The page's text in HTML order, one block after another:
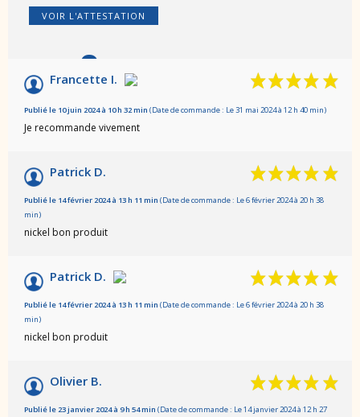
VOIR L'ATTESTATION
9/10
Basé sur 14 avis
Francette I.
Publié le 10 juin 2024 à 10 h 32 min (Date de commande : Le 31 mai 2024 à 12 h 40 min)
Je recommande vivement
Patrick D.
Publié le 14 février 2024 à 13 h 11 min (Date de commande : Le 6 février 2024 à 20 h 38
min)
nickel bon produit
Patrick D.
Publié le 14 février 2024 à 13 h 11 min (Date de commande : Le 6 février 2024 à 20 h 38
min)
nickel bon produit
Olivier B.
Publié le 23 janvier 2024 à 9 h 54 min (Date de commande : Le 14 janvier 2024 à 12 h 27